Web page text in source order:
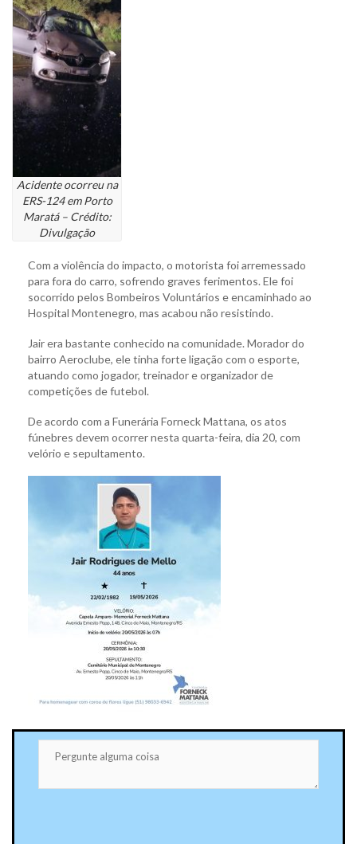
Acidente ocorreu na
ERS-124 em Porto
Maratá – Crédito:
Divulgação
Com a violência do impacto, o motorista foi arremessado
para fora do carro, sofrendo graves ferimentos. Ele foi
socorrido pelos Bombeiros Voluntários e encaminhado ao
Hospital Montenegro, mas acabou não resistindo.
Jair era bastante conhecido na comunidade. Morador do
bairro Aeroclube, ele tinha forte ligação com o esporte,
atuando como jogador, treinador e organizador de
competições de futebol.
De acordo com a Funerária Forneck Mattana, os atos
fúnebres devem ocorrer nesta quarta-feira, dia 20, com
velório e sepultamento.